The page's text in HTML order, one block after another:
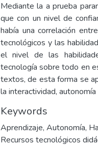
Mediante la a prueba
que con un nivel de
había una correlación
tecnológicos y las
el nivel de las
tecnología sobre todo en
textos, de esta forma se
la interactividad,
Keywords
Aprendizaje, Autonomía,
Recursos tecnológicos